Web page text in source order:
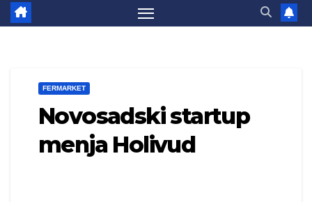
FERMARKET
Novosadski startup
menja Holivud